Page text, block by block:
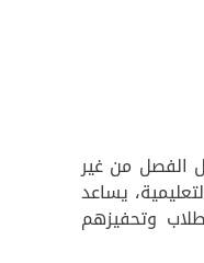
الفصل من غير
يساعد
وتحفيزهم